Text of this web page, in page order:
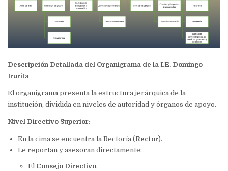
Descripción Detallada del Organigrama de la I.E. Domingo
Irurita
El organigrama presenta la estructura jerárquica de la
institución, dividida en niveles de autoridad y órganos de apoyo.
Nivel Directivo Superior:
En la cima se encuentra la Rectoría (Rector).
Le reportan y asesoran directamente:
El Consejo Directivo.